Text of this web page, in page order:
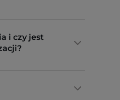
i czy jest